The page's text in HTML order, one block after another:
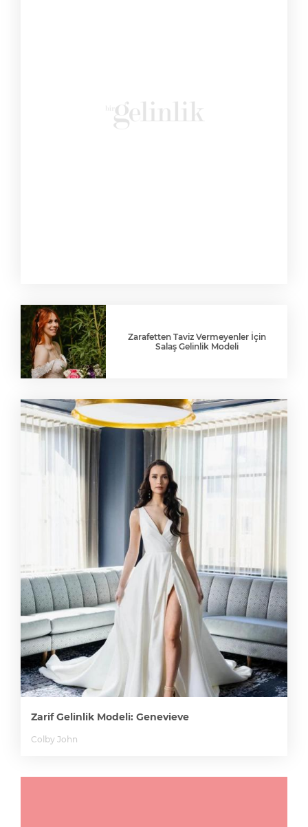
Zarafetten Taviz Vermeyenler İçin
Salaş Gelinlik Modeli
Zarif Gelinlik Modeli: Genevieve
Colby John